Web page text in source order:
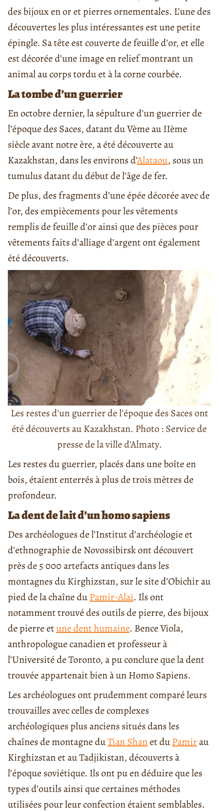
des bijoux en or et pierres ornementales. L’une des
découvertes les plus intéressantes est une petite
épingle. Sa tête est couverte de feuille d’or, et elle
est décorée d’une image en relief montrant un
animal au corps tordu et à la corne courbée.
La tombe d’un guerrier
En octobre dernier, la sépulture d’un guerrier de
l’époque des Saces, datant du Vème au IIème
siècle avant notre ère, a été découverte au
Kazakhstan, dans les environs d’Alataou, sous un
tumulus datant du début de l’âge de fer.
De plus, des fragments d’une épée décorée avec de
l’or, des empiècements pour les vêtements
remplis de feuille d’or ainsi que des pièces pour
vêtements faits d’alliage d’argent ont également
été découverts.
Les restes d’un guerrier de l’époque des Saces ont
été découverts au Kazakhstan. Photo : Service de
presse de la ville d’Almaty.
Les restes du guerrier, placés dans une boîte en
bois, étaient enterrés à plus de trois mètres de
profondeur.
La dent de lait d’un homo sapiens
Des archéologues de l’Institut d’archéologie et
d’ethnographie de Novossibirsk ont découvert
près de 5 000 artefacts antiques dans les
montagnes du Kirghizstan, sur le site d’Obichir au
pied de la chaîne duPamir-Alaï. Ils ont
notamment trouvé des outils de pierre, des bijoux
de pierre etune dent humaine. Bence Viola,
anthropologue canadien et professeur à
l’Université de Toronto, a pu conclure que la dent
trouvée appartenait bien à un Homo Sapiens.
Les archéologues ont prudemment comparé leurs
trouvailles avec celles de complexes
archéologiques plus anciens situés dans les
chaînes de montagne duTian Shanet duPamirau
Kirghizstan et au Tadjikistan, découverts à
l’époque soviétique. Ils ont pu en déduire que les
types d’outils ainsi que certaines méthodes
utilisées pour leur confection étaient semblables.